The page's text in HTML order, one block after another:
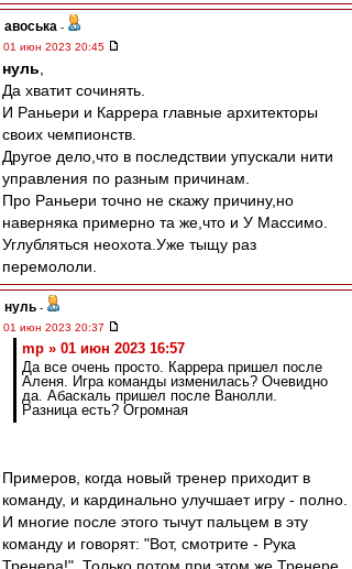
авоська -
01 июн 2023 20:45
нуль
Да хватит сочинять.
И Раньери и Каррера главные архитекторы
своих чемпионств.
Другое дело,что в последствии упускали нити
управления по разным причинам.
Про Раньери точно не скажу причину,но
наверняка примерно та же,что и У Массимо.
Углубляться неохота.Уже тыщу раз
перемололи.
нуль -
01 июн 2023 20:37
mp » 01 июн 2023 16:57
Да все очень просто. Каррера пришел после
Аленя. Игра команды изменилась? Очевидно
да. Абаскаль пришел после Ванолли.
Разница есть? Огромная
Примеров, когда новый тренер приходит в
команду, и кардинально улучшает игру - полно.
И многие после этого тычут пальцем в эту
команду и говорят: "Вот, смотрите - Рука